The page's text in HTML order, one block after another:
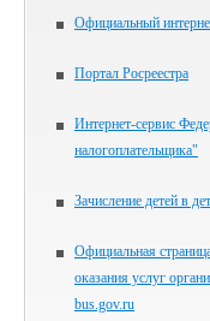
Официальный
Портал Росреестра
Интернет-сервис
налогоплательщика"
Зачисление детей в
Официальная
оказания услуг
bus.gov.ru